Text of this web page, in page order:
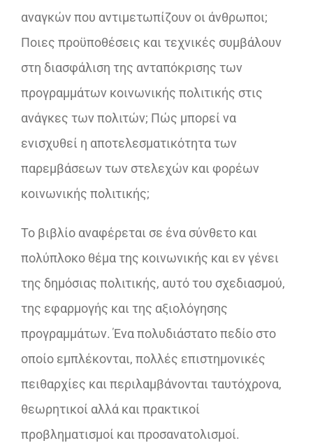
αναγκών που αντιμετωπίζουν οι άνθρωποι;
Ποιες προϋποθέσεις και τεχνικές συμβάλουν
στη διασφάλιση της ανταπόκρισης των
προγραμμάτων κοινωνικής πολιτικής στις
ανάγκες των πολιτών; Πώς μπορεί να
ενισχυθεί η αποτελεσματικότητα των
παρεμβάσεων των στελεχών και φορέων
κοινωνικής πολιτικής;
Το βιβλίο αναφέρεται σε ένα σύνθετο και
πολύπλοκο θέμα της κοινωνικής και εν γένει
της δημόσιας πολιτικής, αυτό του σχεδιασμού,
της εφαρμογής και της αξιολόγησης
προγραμμάτων. Ένα πολυδιάστατο πεδίο στο
οποίο εμπλέκονται, πολλές επιστημονικές
πειθαρχίες και περιλαμβάνονται ταυτόχρονα,
θεωρητικοί αλλά και πρακτικοί
προβληματισμοί και προσανατολισμοί.